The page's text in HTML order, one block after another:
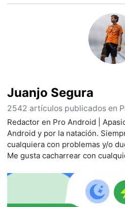
Juanjo Segura
2542 artículos publicados en
Redactor en Pro Android |
Android y por la natación.
cualquiera con problemas y/o
Me gusta cacharrear con